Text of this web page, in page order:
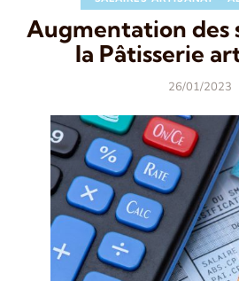
Augmentation des
la Pâtisserie
26/01/2023